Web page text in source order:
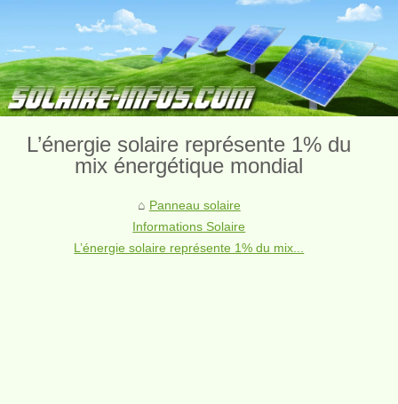
L’énergie solaire représente 1% du
mix énergétique mondial
Panneau solaire
Informations Solaire
L’énergie solaire représente 1% du mix...